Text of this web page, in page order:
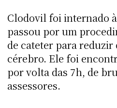
Clodovil foi internado
passou por um
de cateter para reduzir
cérebro. Ele foi
por volta das 7h, de
assessores.